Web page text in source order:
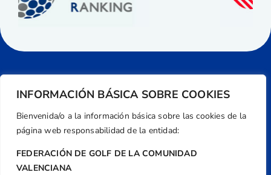
INFORMACIÓN BÁSICA SOBRE COOKIES
Bienvenida/o a la información básica sobre las cookies de la
página web responsabilidad de la entidad:
FEDERACIÓN DE GOLF DE LA COMUNIDAD
VALENCIANA